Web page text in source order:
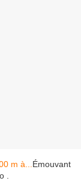
Émouvant
.